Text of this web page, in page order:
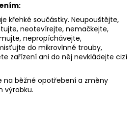
křehké součástky. Neupouštějte,
neotevírejte, nemačkejte,
nepropíchávejte,
do mikrovlnné trouby,
zařízení ani do něj nevkládejte cizí
na běžné opotřebení a změny
výrobku.